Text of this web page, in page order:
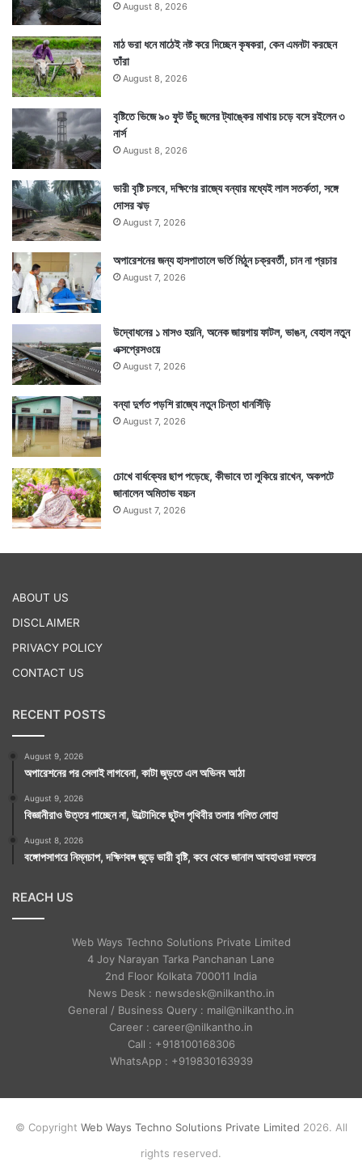
August 8, 2026
মাঠ ভরা ধনে মাঠেই নষ্ট করে দিচ্ছেন কৃষকরা, কেন এমনটা করছেন
তাঁরা
August 8, 2026
বৃষ্টিতে ভিজে ৯০ ফুট উঁচু জলের ট্যাঙ্কের মাথায় চড়ে বসে রইলেন ৩
নার্স
August 8, 2026
ভারী বৃষ্টি চলবে, দক্ষিণের রাজ্যে বন্যার মধ্যেই লাল সতর্কতা, সঙ্গে
দোসর ঝড়
August 7, 2026
অপারেশনের জন্য হাসপাতালে ভর্তি মিঠুন চক্রবর্তী, চান না প্রচার
August 7, 2026
উদ্বোধনের ১ মাসও হয়নি, অনেক জায়গায় ফাটল, ভাঙন, বেহাল নতুন
এক্সপ্রেসওয়ে
August 7, 2026
বন্যা দুর্গত পড়শি রাজ্যে নতুন চিন্তা ধানসিঁড়ি
August 7, 2026
চোখে বার্ধক্যের ছাপ পড়েছে, কীভাবে তা লুকিয়ে রাখেন, অকপটে
জানালেন অমিতাভ বচ্চন
August 7, 2026
ABOUT US
DISCLAIMER
PRIVACY POLICY
CONTACT US
RECENT POSTS
August 9, 2026
অপারেশনের পর সেলাই লাগবেনা, কাটা জুড়তে এল অভিনব আঠা
August 9, 2026
বিজ্ঞানীরাও উত্তর পাচ্ছেন না, উল্টোদিকে ছুটল পৃথিবীর তলার গলিত লোহা
August 8, 2026
বঙ্গোপসাগরে নিম্নচাপ, দক্ষিণবঙ্গ জুড়ে ভারী বৃষ্টি, কবে থেকে জানাল আবহাওয়া দফতর
REACH US
Web Ways Techno Solutions Private Limited
4 Joy Narayan Tarka Panchanan Lane
2nd Floor Kolkata 700011 India
News Desk : newsdesk@nilkantho.in
General / Business Query : mail@nilkantho.in
Career : career@nilkantho.in
Call : +918100168306
WhatsApp : +919830163939
© Copyright Web Ways Techno Solutions Private Limited 2026. All
rights reserved.